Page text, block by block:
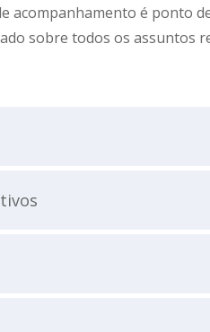
acompanhamento é ponto
sobre todos os assuntos